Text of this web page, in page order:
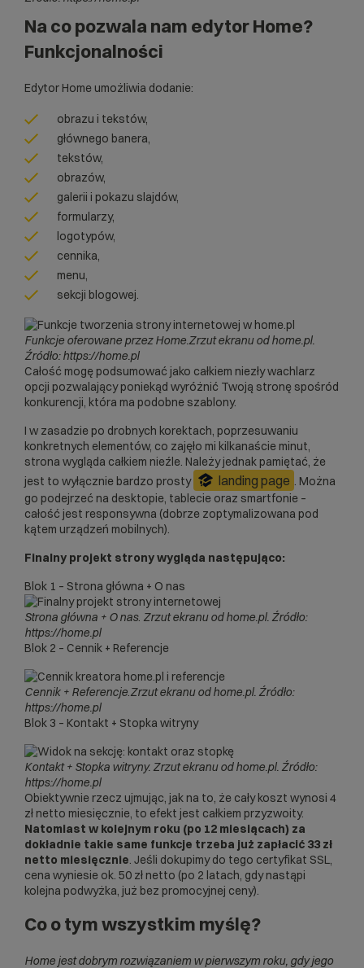
Na co pozwala nam edytor Home?
Funkcjonalności
Edytor Home umożliwia dodanie:
obrazu i tekstów,
głównego banera,
tekstów,
obrazów,
galerii i pokazu slajdów,
formularzy,
logotypów,
cennika,
menu,
sekcji blogowej.
Funkcje oferowane przez Home.Zrzut ekranu od home.pl.
Źródło: https://home.pl
Całość mogę podsumować jako całkiem niezły wachlarz
opcji pozwalający poniekąd wyróżnić Twoją stronę spośród
konkurencji, która ma podobne szablony.
I w zasadzie po drobnych korektach, poprzesuwaniu
konkretnych elementów, co zajęło mi kilkanaście minut,
strona wygląda całkiem nieźle. Należy jednak pamiętać, że
jest to wyłącznie bardzo prosty
landing page . Można
go podejrzeć na desktopie, tablecie oraz smartfonie –
całość jest responsywna (dobrze zoptymalizowana pod
kątem urządzeń mobilnych).
Finalny projekt strony wygląda następująco:
Blok 1 – Strona główna + O nas
Strona główna + O nas. Zrzut ekranu od home.pl. Źródło:
https://home.pl
Blok 2 – Cennik + Referencje
Cennik + Referencje.Zrzut ekranu od home.pl. Źródło:
https://home.pl
Blok 3 – Kontakt + Stopka witryny
Kontakt + Stopka witryny. Zrzut ekranu od home.pl. Źródło:
https://home.pl
Obiektywnie rzecz ujmując, jak na to, że cały koszt wynosi 4
zł netto miesięcznie, to efekt jest całkiem przyzwoity.
Natomiast w kolejnym roku (po 12 miesiącach) za
dokładnie takie same funkcje trzeba już zapłacić 33 zł
netto miesięcznie. Jeśli dokupimy do tego certyfikat SSL,
cena wyniesie ok. 50 zł netto (po 2 latach, gdy nastąpi
kolejna podwyżka, już bez promocyjnej ceny).
Co o tym wszystkim myślę?
Home jest dobrym rozwiązaniem w pierwszym roku, gdy jego